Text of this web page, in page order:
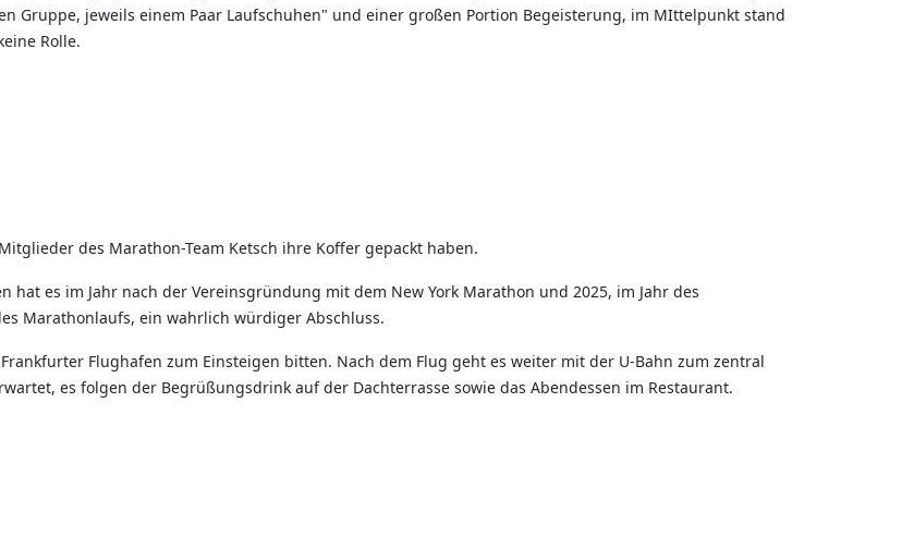
Gruppe, jeweils einem Paar Laufschuhen" und einer großen Portion Begeisterung, im MIttelpunkt stand
Rolle.
des Marathon-Team Ketsch ihre Koffer gepackt haben.
es im Jahr nach der Vereinsgründung mit dem New York Marathon und 2025, im Jahr des
Marathonlaufs, ein wahrlich würdiger Abschluss.
Flughafen zum Einsteigen bitten. Nach dem Flug geht es weiter mit der U-Bahn zum zentral
es folgen der Begrüßungsdrink auf der Dachterrasse sowie das Abendessen im Restaurant.